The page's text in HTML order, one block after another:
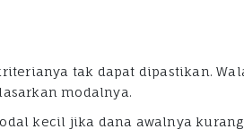
tak dapat dipastikan.
modalnya.
kecil jika dana awalnya